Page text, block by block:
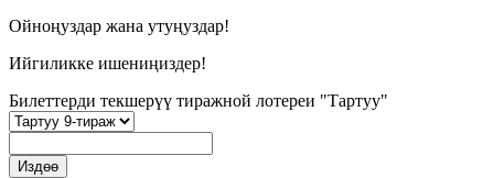
Ойноңуздар жана утуңуздар!
Ийгиликке ишениңиздер!
Билеттерди текшерүү тиражной лотереи "Тартуу"